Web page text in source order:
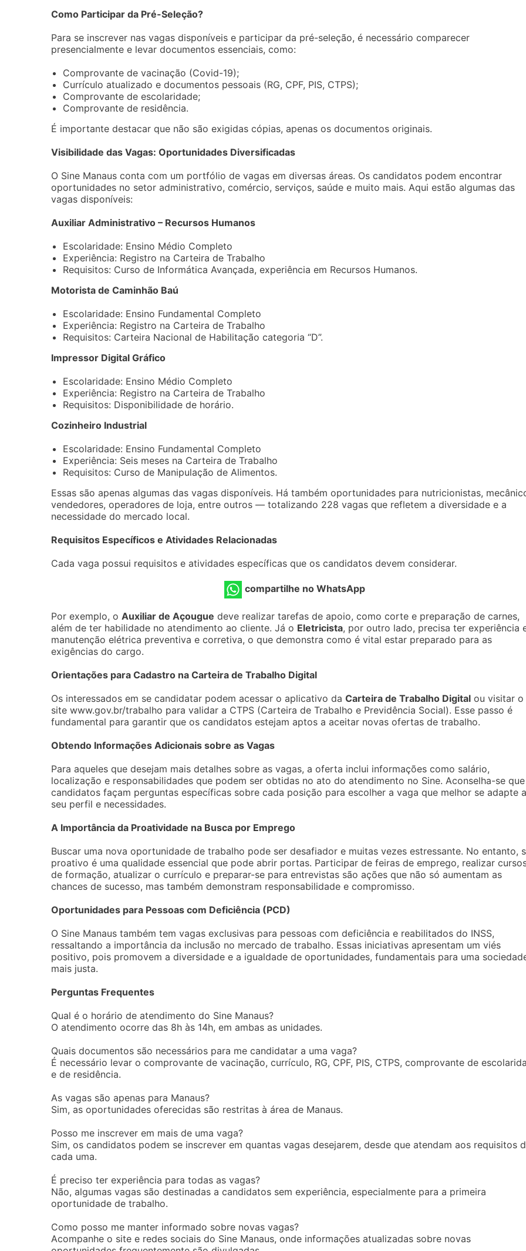
Como Participar da Pré-Seleção?
Para se inscrever nas vagas disponíveis e participar da pré-seleção, é necessário comparecer
presencialmente e levar documentos essenciais, como:
Comprovante de vacinação (Covid-19);
Currículo atualizado e documentos pessoais (RG, CPF, PIS, CTPS);
Comprovante de escolaridade;
Comprovante de residência.
É importante destacar que não são exigidas cópias, apenas os documentos originais.
Visibilidade das Vagas: Oportunidades Diversificadas
O Sine Manaus conta com um portfólio de vagas em diversas áreas. Os candidatos podem encontrar
oportunidades no setor administrativo, comércio, serviços, saúde e muito mais. Aqui estão algumas das
vagas disponíveis:
Auxiliar Administrativo – Recursos Humanos
Escolaridade: Ensino Médio Completo
Experiência: Registro na Carteira de Trabalho
Requisitos: Curso de Informática Avançada, experiência em Recursos Humanos.
Motorista de Caminhão Baú
Escolaridade: Ensino Fundamental Completo
Experiência: Registro na Carteira de Trabalho
Requisitos: Carteira Nacional de Habilitação categoria “D”.
Impressor Digital Gráfico
Escolaridade: Ensino Médio Completo
Experiência: Registro na Carteira de Trabalho
Requisitos: Disponibilidade de horário.
Cozinheiro Industrial
Escolaridade: Ensino Fundamental Completo
Experiência: Seis meses na Carteira de Trabalho
Requisitos: Curso de Manipulação de Alimentos.
Essas são apenas algumas das vagas disponíveis. Há também oportunidades para nutricionistas,
vendedores, operadores de loja, entre outros — totalizando 228 vagas que refletem a diversidade e a
necessidade do mercado local.
Requisitos Específicos e Atividades Relacionadas
Cada vaga possui requisitos e atividades específicas que os candidatos devem considerar.
compartilhe no WhatsApp
Por exemplo, o Auxiliar de Açougue deve realizar tarefas de apoio, como corte e preparação de carnes,
além de ter habilidade no atendimento ao cliente. Já o Eletricista, por outro lado, precisa ter experiência
manutenção elétrica preventiva e corretiva, o que demonstra como é vital estar preparado para as
exigências do cargo.
Orientações para Cadastro na Carteira de Trabalho Digital
Os interessados em se candidatar podem acessar o aplicativo da Carteira de Trabalho Digital ou visitar o
site www.gov.br/trabalho para validar a CTPS (Carteira de Trabalho e Previdência Social). Esse passo é
fundamental para garantir que os candidatos estejam aptos a aceitar novas ofertas de trabalho.
Obtendo Informações Adicionais sobre as Vagas
Para aqueles que desejam mais detalhes sobre as vagas, a oferta inclui informações como salário,
localização e responsabilidades que podem ser obtidas no ato do atendimento no Sine. Aconselha-se
candidatos façam perguntas específicas sobre cada posição para escolher a vaga que melhor se adapte
seu perfil e necessidades.
A Importância da Proatividade na Busca por Emprego
Buscar uma nova oportunidade de trabalho pode ser desafiador e muitas vezes estressante. No entanto,
proativo é uma qualidade essencial que pode abrir portas. Participar de feiras de emprego, realizar
de formação, atualizar o currículo e preparar-se para entrevistas são ações que não só aumentam as
chances de sucesso, mas também demonstram responsabilidade e compromisso.
Oportunidades para Pessoas com Deficiência (PCD)
O Sine Manaus também tem vagas exclusivas para pessoas com deficiência e reabilitados do INSS,
ressaltando a importância da inclusão no mercado de trabalho. Essas iniciativas apresentam um viés
positivo, pois promovem a diversidade e a igualdade de oportunidades, fundamentais para uma
mais justa.
Perguntas Frequentes
Qual é o horário de atendimento do Sine Manaus?
O atendimento ocorre das 8h às 14h, em ambas as unidades.
Quais documentos são necessários para me candidatar a uma vaga?
É necessário levar o comprovante de vacinação, currículo, RG, CPF, PIS, CTPS, comprovante de
e de residência.
As vagas são apenas para Manaus?
Sim, as oportunidades oferecidas são restritas à área de Manaus.
Posso me inscrever em mais de uma vaga?
Sim, os candidatos podem se inscrever em quantas vagas desejarem, desde que atendam aos requisitos
cada uma.
É preciso ter experiência para todas as vagas?
Não, algumas vagas são destinadas a candidatos sem experiência, especialmente para a primeira
oportunidade de trabalho.
Como posso me manter informado sobre novas vagas?
Acompanhe o site e redes sociais do Sine Manaus, onde informações atualizadas sobre novas